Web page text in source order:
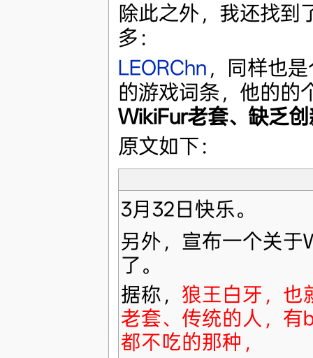
除此之外，我还找到
多：
LEORChn ，同样也
的游戏词条，他的的
WikiFur老套、缺乏
原文如下：
3月32日快乐。
另外，宣布一个关于
了。
据称， 狼王白牙，也
老套、传统的人，有
都不吃的那种，